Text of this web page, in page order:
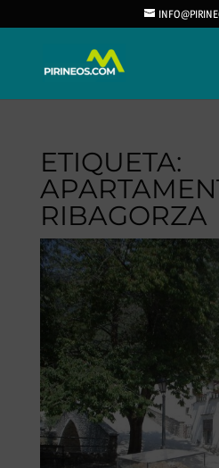
ETIQUETA:
RIBAGORZA